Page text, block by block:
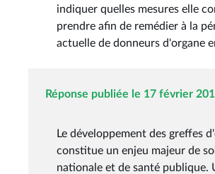
indiquer quelles mesures elle
prendre afin de remédier à la
actuelle de donneurs d'organe
Réponse publiée le 17 février
Le développement des greffes
constitue un enjeu majeur de
nationale et de santé publique.